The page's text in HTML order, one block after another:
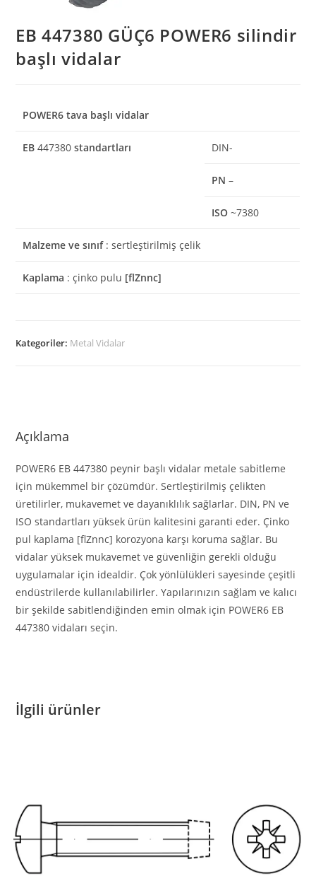
EB 447380 GÜÇ6 POWER6 silindir
başlı vidalar
POWER6 tava başlı vidalar
EB 447380standartları DIN-
PN –
ISO ~7380
Malzeme ve sınıf: sertleştirilmiş çelik
Kaplama : çinko pulu [flZnnc]
Kategoriler: Metal Vidalar
Açıklama
POWER6 EB 447380 peynir başlı vidalar metale sabitleme
için mükemmel bir çözümdür. Sertleştirilmiş çelikten
üretilirler, mukavemet ve dayanıklılık sağlarlar. DIN, PN ve
ISO standartları yüksek ürün kalitesini garanti eder. Çinko
pul kaplama [flZnnc] korozyona karşı koruma sağlar. Bu
vidalar yüksek mukavemet ve güvenliğin gerekli olduğu
uygulamalar için idealdir. Çok yönlülükleri sayesinde çeşitli
endüstrilerde kullanılabilirler. Yapılarınızın sağlam ve kalıcı
bir şekilde sabitlendiğinden emin olmak için POWER6 EB
447380 vidaları seçin.
İlgili ürünler